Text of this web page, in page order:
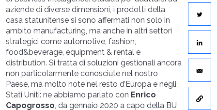
aziende di diverse dimensioni, i prodotti della
casa statunitense si sono affermati non solo in
ambito manufacturing, ma anche in altri settori
strategici come automotive, fashion,
food&beverage, equipment & rental e
distribution. Si tratta di soluzioni gestionali ancora
non particolarmente conosciute nel nostro
Paese, ma molto note nel resto d’Europa e negli
Stati Uniti: ne abbiamo parlato con Enrico
Capogrosso, da gennaio 2020 a capo della BU